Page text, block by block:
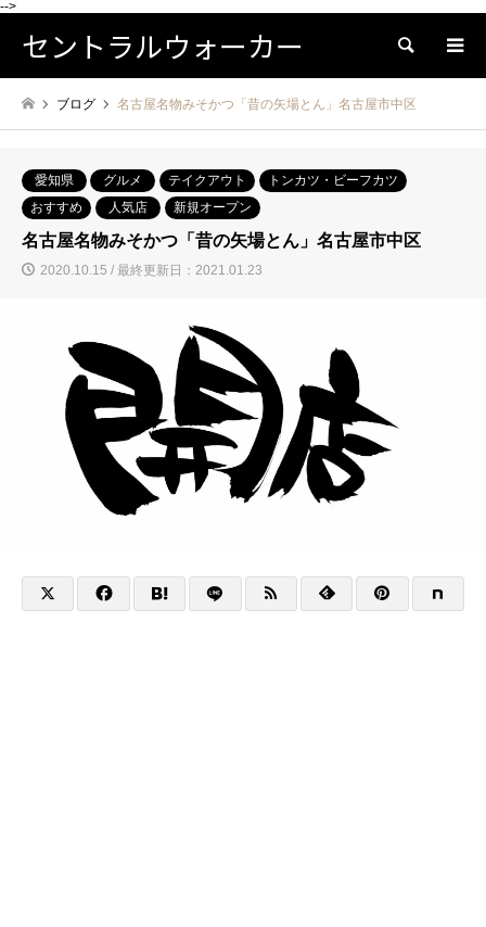
-->
セントラルウォーカー 検索
ブログ 名古屋名物みそかつ「昔の矢場とん」名古屋市中区
愛知県 グルメ テイクアウト
トンカツ・ビーフカツ
おすすめ
人気店 新規オープン
名古屋名物みそかつ「昔の矢場とん」名古屋市中区
2020.10.15 / 最終更新日：2021.01.23